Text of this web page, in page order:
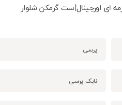
ای اورجینال|ست گرمکن شلوار
پرسی
نایک پرسی